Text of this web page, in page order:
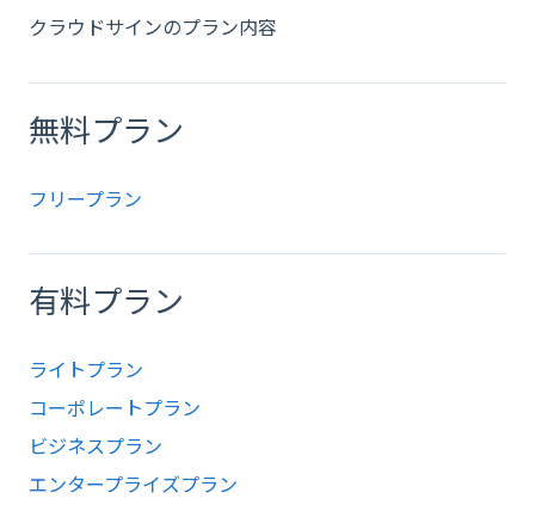
クラウドサインのプラン内容
無料プラン
フリープラン
有料プラン
ライトプラン
コーポレートプラン
ビジネスプラン
エンタープライズプラン